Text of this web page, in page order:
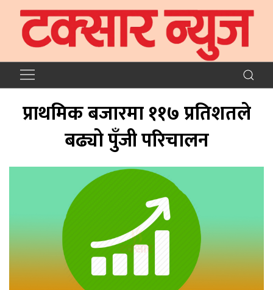
प्राथमिक बजारमा ११७ प्रतिशतले
बढ्यो पुँजी परिचालन